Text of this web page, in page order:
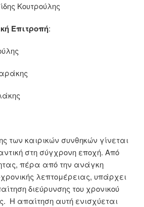
Κουτρούλης
Επιτροπή:
των καιρικών συνθηκών γίνεται
στη σύγχρονη εποχή. Από
πέρα από την ανάγκη
λεπτομέρειας, υπάρχει
διεύρυνσης του χρονικού
Η απαίτηση αυτή ενισχύεται